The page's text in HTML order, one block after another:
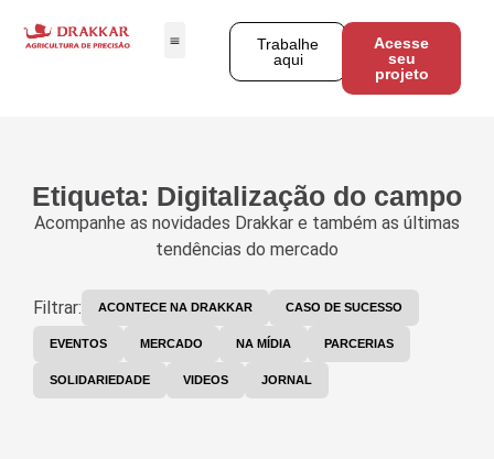
Trabalhe
aqui
Acesse
seu
projeto
Etiqueta: Digitalização do campo
Acompanhe as novidades Drakkar e também as últimas
tendências do mercado
Filtrar: ACONTECE NA DRAKKAR CASO DE SUCESSO
EVENTOS MERCADO NA MÍDIA PARCERIAS
SOLIDARIEDADE VIDEOS JORNAL